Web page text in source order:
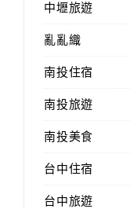
中壢旅遊
亂亂織
南投住宿
南投旅遊
南投美食
台中住宿
台中旅遊